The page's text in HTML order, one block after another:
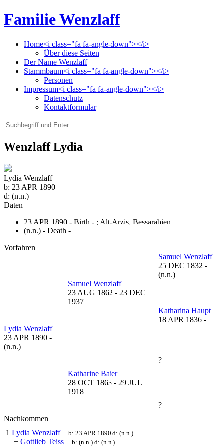
Familie Wenzlaff
Home<i class="fa fa-angle-down"></i>
Über diese Seiten
Der Name Wenzlaff
Stammbaum<i class="fa fa-angle-down"></i>
Personen
Impressum<i class="fa fa-angle-down"></i>
Datenschutz
Kontaktformular
Wenzlaff Lydia
Lydia Wenzlaff
b: 23 APR 1890
d: (n.n.)
Daten
23 APR 1890 - Birth - ; Alt-Arzis, Bessarabien
(n.n.) - Death -
Vorfahren
Samuel Wenzlaff
25 DEC 1832 -
(n.n.)
Samuel Wenzlaff
23 AUG 1862 - 23 DEC
1937
Katharina Haupt
18 APR 1836 -
Lydia Wenzlaff
23 APR 1890 -
(n.n.)
?
Katharine Baier
28 OCT 1863 - 29 JUL
1918
?
Nachkommen
1 Lydia Wenzlaff b:23 APR 1890 d:(n.n.)
+ Gottlieb Teiss b:(n.n.) d:(n.n.)